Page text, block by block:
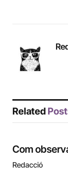
Related
Com
Redacció